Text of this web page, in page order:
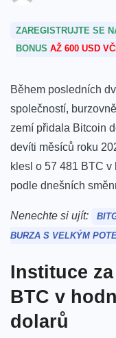
ZAREGISTRUJTE SE
BONUS AŽ 600 USD
Během posledních
společností,
zemí přidala Bitcoin
devíti měsíců roku
klesl o 57 481 BTC
podle dnešních
Nenechte si ujít:
BURZA S VELKÝM
Instituce
BTC v
dolarů